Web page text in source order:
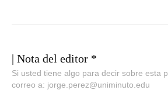
| Nota del editor *
Si usted tiene algo para decir sobre esta
correo a: jorge.perez@uniminuto.edu